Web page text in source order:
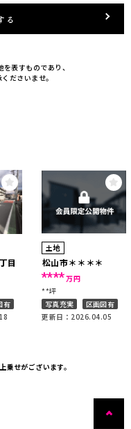
る
表すものであり、
ださいませ。
目
有
土地
松山市＊＊＊＊
****万円
**坪
写真充実
区画図有
更新日：2026.04.05
せがございます。